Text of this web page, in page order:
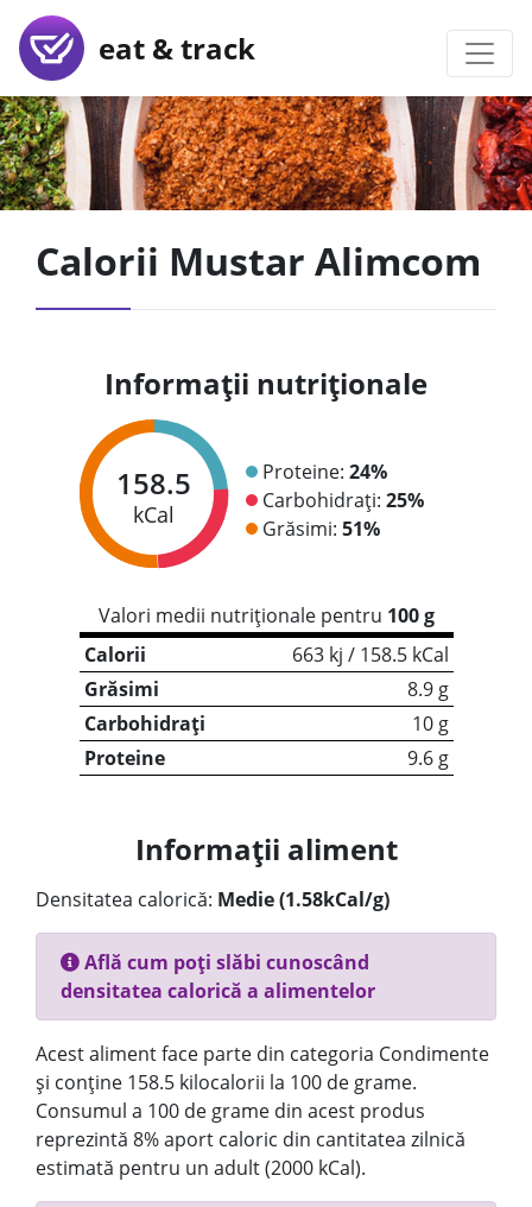
eat & track
Calorii Mustar Alimcom
Informații nutriționale
158.5
kCal
Proteine: 24%
Carbohidrați: 25%
Grăsimi: 51%
Valori medii nutriționale pentru 100 g
Calorii
663 kj / 158.5 kCal
Grăsimi
8.9 g
Carbohidrați
10 g
Proteine
9.6 g
Informații aliment
Densitatea calorică: Medie (1.58kCal/g)
Află cum poți slăbi cunoscând
densitatea calorică a alimentelor
Acest aliment face parte din categoria Condimente
și conține 158.5 kilocalorii la 100 de grame.
Consumul a 100 de grame din acest produs
reprezintă 8% aport caloric din cantitatea zilnică
estimată pentru un adult (2000 kCal).